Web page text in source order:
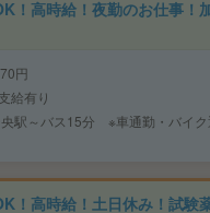
！高時給！夜勤のお仕事！
円
給有り
駅～バス15分 ※車通勤・バイク
！高時給！土日休み！試験